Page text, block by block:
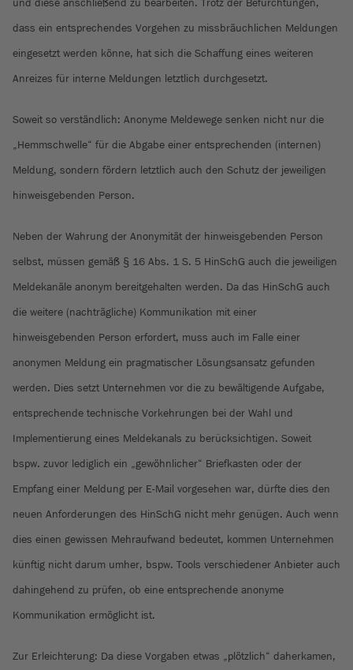
und diese anschließend zu bearbeiten. Trotz der Befürchtungen,
dass ein entsprechendes Vorgehen zu missbräuchlichen Meldungen
eingesetzt werden könne, hat sich die Schaffung eines weiteren
Anreizes für interne Meldungen letztlich durchgesetzt.
Soweit so verständlich: Anonyme Meldewege senken nicht nur die
„Hemmschwelle“ für die Abgabe einer entsprechenden (internen)
Meldung, sondern fördern letztlich auch den Schutz der jeweiligen
hinweisgebenden Person.
Neben der Wahrung der Anonymität der hinweisgebenden Person
selbst, müssen gemäß § 16 Abs. 1 S. 5 HinSchG auch die jeweiligen
Meldekanäle anonym bereitgehalten werden. Da das HinSchG auch
die weitere (nachträgliche) Kommunikation mit einer
hinweisgebenden Person erfordert, muss auch im Falle einer
anonymen Meldung ein pragmatischer Lösungsansatz gefunden
werden. Dies setzt Unternehmen vor die zu bewältigende Aufgabe,
entsprechende technische Vorkehrungen bei der Wahl und
Implementierung eines Meldekanals zu berücksichtigen. Soweit
bspw. zuvor lediglich ein „gewöhnlicher“ Briefkasten oder der
Empfang einer Meldung per E-Mail vorgesehen war, dürfte dies den
neuen Anforderungen des HinSchG nicht mehr genügen. Auch wenn
dies einen gewissen Mehraufwand bedeutet, kommen Unternehmen
künftig nicht darum umher, bspw. Tools verschiedener Anbieter auch
dahingehend zu prüfen, ob eine entsprechende anonyme
Kommunikation ermöglicht ist.
Zur Erleichterung: Da diese Vorgaben etwas „plötzlich“ daherkamen,